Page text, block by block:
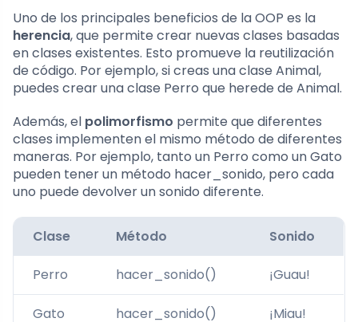
Uno de los principales beneficios de la OOP es la
herencia, que permite crear nuevas clases basadas
en clases existentes. Esto promueve la reutilización
de código. Por ejemplo, si creas una clase Animal,
puedes crear una clase Perro que herede de Animal.
Además, el polimorfismo permite que diferentes
clases implementen el mismo método de diferentes
maneras. Por ejemplo, tanto un Perro como unGato
pueden tener un método hacer_sonido, pero cada
uno puede devolver un sonido diferente.
Clase Método Sonido
Perro hacer_sonido() ¡Guau!
Gato hacer_sonido() ¡Miau!